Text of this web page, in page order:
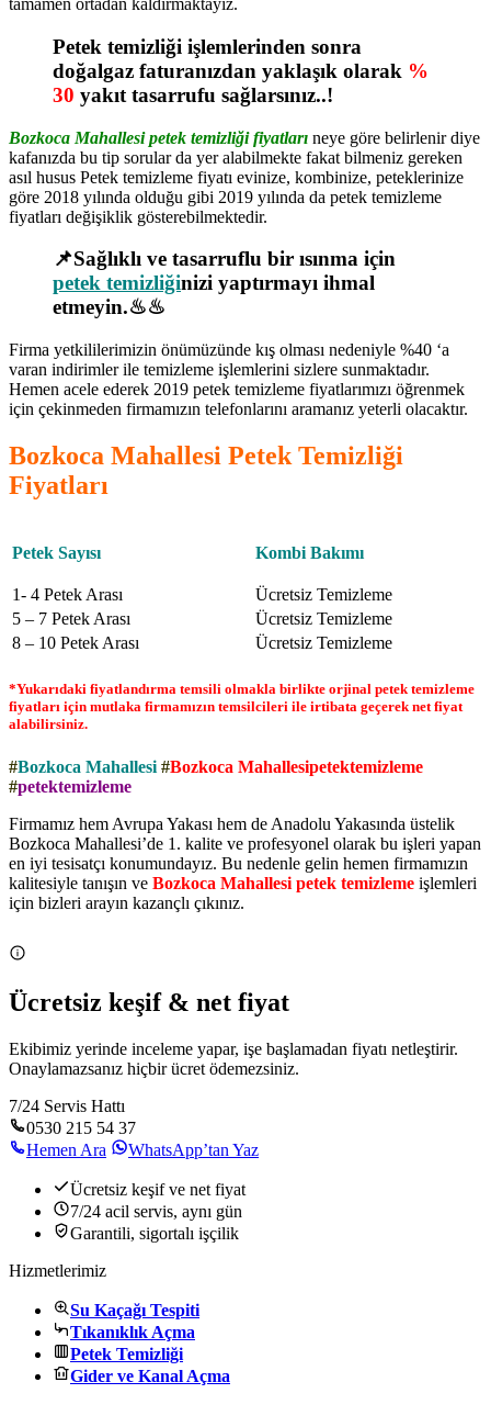
tamamen ortadan kaldırmaktayız.
Petek temizliği işlemlerinden sonra
doğalgaz faturanızdan yaklaşık olarak %
30 yakıt tasarrufu sağlarsınız..!
Bozkoca Mahallesi petek temizliği fiyatları neye göre belirlenir diye
kafanızda bu tip sorular da yer alabilmekte fakat bilmeniz gereken
asıl husus Petek temizleme fiyatı evinize, kombinize, peteklerinize
göre 2018 yılında olduğu gibi 2019 yılında da petek temizleme
fiyatları değişiklik gösterebilmektedir.
📌Sağlıklı ve tasarruflu bir ısınma için
petek temizliğinizi yaptırmayı ihmal
etmeyin.♨♨
Firma yetkililerimizin önümüzünde kış olması nedeniyle %40 ‘a
varan indirimler ile temizleme işlemlerini sizlere sunmaktadır.
Hemen acele ederek 2019 petek temizleme fiyatlarımızı öğrenmek
için çekinmeden firmamızın telefonlarını aramanız yeterli olacaktır.
Bozkoca Mahallesi Petek Temizliği
Fiyatları
Petek Sayısı Kombi Bakımı
1- 4 Petek Arası
Ücretsiz Temizleme
5 – 7 Petek Arası
Ücretsiz Temizleme
8 – 10 Petek Arası
Ücretsiz Temizleme
*Yukarıdaki fiyatlandırma temsili olmakla birlikte orjinal petek temizleme
fiyatları için mutlaka firmamızın temsilcileri ile irtibata geçerek net fiyat
alabilirsiniz.
#Bozkoca Mahallesi #Bozkoca Mahallesipetektemizleme
#petektemizleme
Firmamız hem Avrupa Yakası hem de Anadolu Yakasında üstelik
Bozkoca Mahallesi’de 1. kalite ve profesyonel olarak bu işleri yapan
en iyi tesisatçı konumundayız. Bu nedenle gelin hemen firmamızın
kalitesiyle tanışın ve Bozkoca Mahallesi petek temizleme işlemleri
için bizleri arayın kazançlı çıkınız.
Ücretsiz keşif & net fiyat
Ekibimiz yerinde inceleme yapar, işe başlamadan fiyatı netleştirir.
Onaylamazsanız hiçbir ücret ödemezsiniz.
7/24 Servis Hattı
0530 215 54 37
Hemen Ara
WhatsApp’tan Yaz
Ücretsiz keşif ve net fiyat
7/24 acil servis, aynı gün
Garantili, sigortalı işçilik
Hizmetlerimiz
Su Kaçağı Tespiti
Tıkanıklık Açma
Petek Temizliği
Gider ve Kanal Açma